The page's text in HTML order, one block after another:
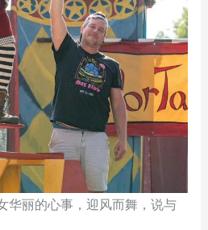
华丽的心事，迎风而舞，说与